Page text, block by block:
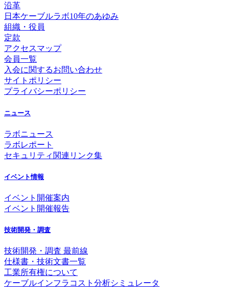
沿革
日本ケーブルラボ10年のあゆみ
組織・役員
定款
アクセスマップ
会員一覧
入会に関するお問い合わせ
サイトポリシー
プライバシーポリシー
ニュース
ラボニュース
ラボレポート
セキュリティ関連リンク集
イベント情報
イベント開催案内
イベント開催報告
技術開発・調査
技術開発・調査 最前線
仕様書・技術文書一覧
工業所有権について
ケーブルインフラコスト分析シミュレータ